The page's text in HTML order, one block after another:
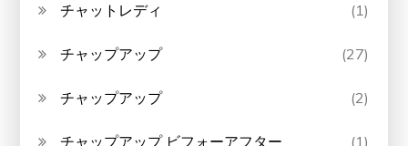
チャットレディ (1)
チャップアップ (27)
チャップアップ (2)
チャップアップ ビフォーアフター (1)